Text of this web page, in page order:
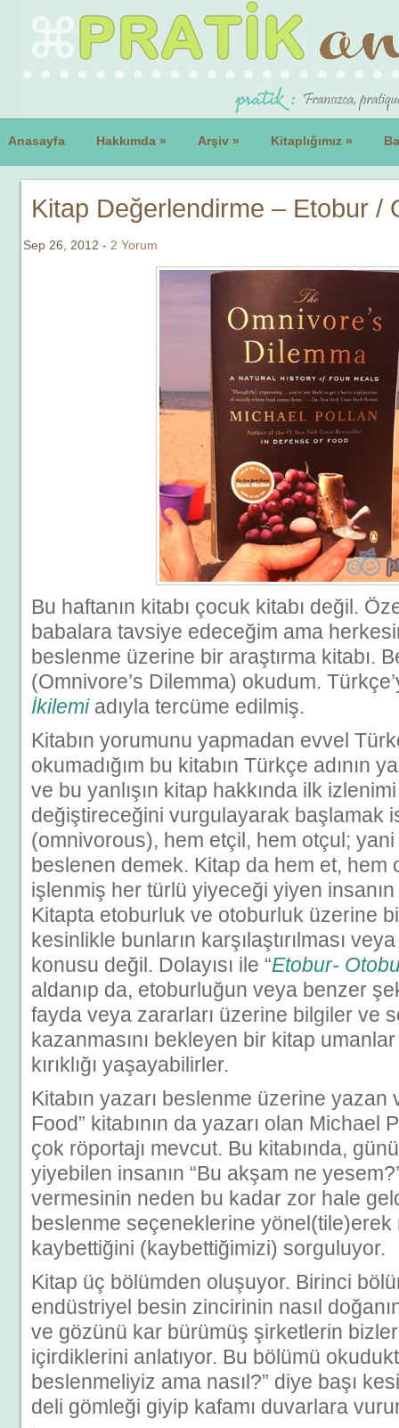
Anasayfa Hakkımda » Arşiv » Kitaplığımız »
Kitap Değerlendirme – Etobur /
Sep 26, 2012 - 2 Yorum
Bu haftanın kitabı çocuk kitabı değil.
babalara tavsiye edeceğim ama
beslenme üzerine bir araştırma kitabı.
(Omnivore’s Dilemma) okudum.
İkilemiadıyla tercüme edilmiş.
Kitabın yorumunu yapmadan evvel
okumadığım bu kitabın Türkçe adının
ve bu yanlışın kitap hakkında ilk
değiştireceğini vurgulayarak başlamak
(omnivorous), hem etçil, hem otçul;
beslenen demek. Kitap da hem et, hem
işlenmiş her türlü yiyeceği yiyen insanın
Kitapta etoburluk ve otoburluk üzerine
kesinlikle bunların karşılaştırılması
konusu değil. Dolayısı ile “Etobur-
aldanıp da, etoburluğun veya benzer
fayda veya zararları üzerine bilgiler ve
kazanmasını bekleyen bir kitap
kırıklığı yaşayabilirler.
Kitabın yazarı beslenme üzerine yazan
Food” kitabının da yazarı olan Michael
çok röportajı mevcut. Bu kitabında,
yiyebilen insanın “Bu akşam ne
vermesinin neden bu kadar zor hale
beslenme seçeneklerine yönel(tile)erek
kaybettiğini (kaybettiğimizi) sorguluyor.
Kitap üç bölümden oluşuyor. Birinci
endüstriyel besin zincirinin nasıl
ve gözünü kar bürümüş şirketlerin
içirdiklerini anlatıyor. Bu bölümü
beslenmeliyiz ama nasıl?” diye başı
deli gömleği giyip kafamı duvarlara